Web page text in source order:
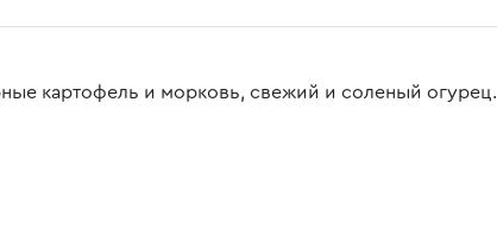
картофель и морковь, свежий и соленый огурец.